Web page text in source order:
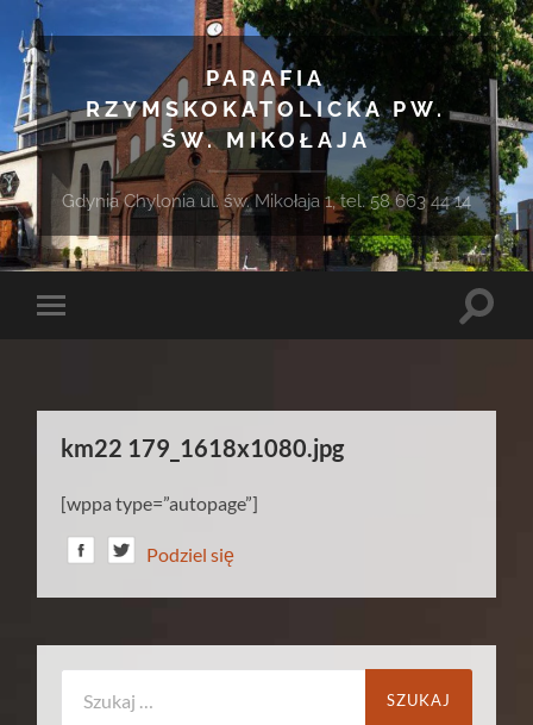
PARAFIA
RZYMSKOKATOLICKA PW.
ŚW. MIKOŁAJA
Gdynia Chylonia ul. św. Mikołaja 1, tel. 58 663 44 14
Toggle
Toggle
km22 179_1618x1080.jpg
[wppa type=”autopage”]
Podziel się